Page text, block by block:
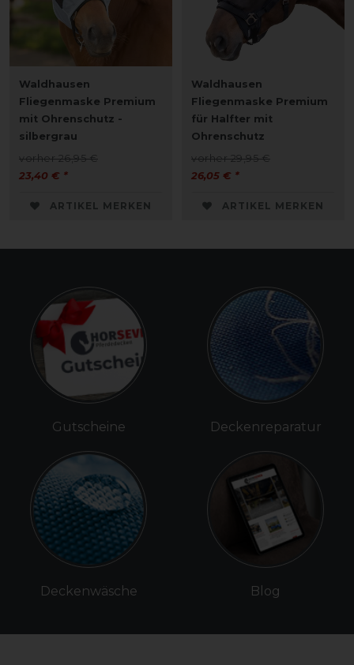
Waldhausen
Fliegenmaske Premium
mit Ohrenschutz -
silbergrau
vorher 26,95 €
23,40 € *
ARTIKEL MERKEN
Waldhausen
Fliegenmaske Premium
für Halfter mit
Ohrenschutz
vorher 29,95 €
26,05 € *
ARTIKEL MERKEN
Gutscheine
Deckenwäsche
Deckenreparatur
Blog